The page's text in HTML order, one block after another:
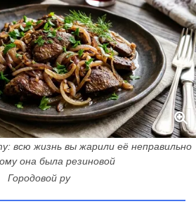
всю жизнь вы жарили её неправильно
она была резиновой
Городовой ру